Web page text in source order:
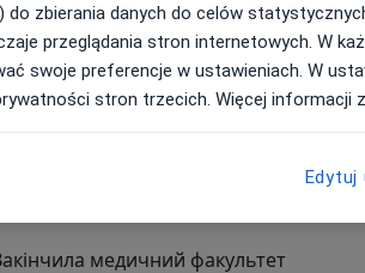
uzyskaniu tytułu specjalisty
Polskiego Towarzystwa
w kursach i konferencjach
diagnostyki ultrasonograficznej,
tłumaczy wszystkie kwestie w
w miłej atmosferze.
ginekologicznych, poradnictwem
w ciąży. Konsultuje również w
медичний факультет
do zbierania danych do celów
przeglądania stron internetowych. W
swoje preferencje w ustawieniach. W
stron trzecich. Więcej informacji
Edytuj